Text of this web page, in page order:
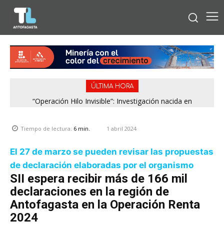
ÚLTIMA HORA
“Operación Hilo Invisible”: Investigación nacida en
Tiempo de lectura: 6 min. 1 abril 2024
El 27 de marzo se pueden revisar las propuestas
de declaración elaboradas por el organismo
SII espera recibir más de 166 mil
declaraciones en la región de
Antofagasta en la Operación Renta
2024